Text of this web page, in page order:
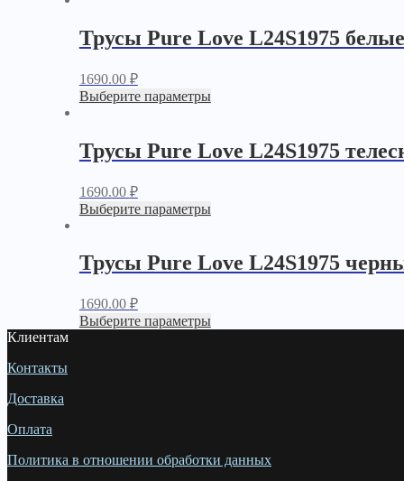
Трусы Pure Love L24S1975 белые
1690.00 ₽
Выберите параметры
Трусы Pure Love L24S1975
1690.00 ₽
Выберите параметры
Трусы Pure Love L24S1975
1690.00 ₽
Выберите параметры
Клиентам
Контакты
Доставка
Оплата
Политика в отношении обработки данных